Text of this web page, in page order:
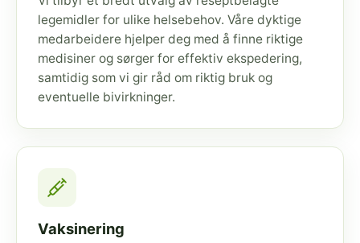
legemidler for ulike helsebehov. Våre dyktige
medarbeidere hjelper deg med å finne riktige
medisiner og sørger for effektiv ekspedering,
samtidig som vi gir råd om riktig bruk og
eventuelle bivirkninger.
Vaksinering